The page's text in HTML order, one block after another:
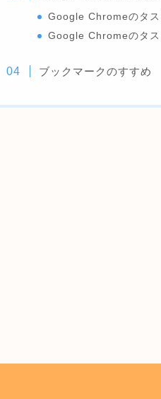
Google Chromeのタ
Google Chromeのタス
ブックマークのすすめ